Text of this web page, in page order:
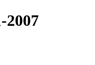
2007